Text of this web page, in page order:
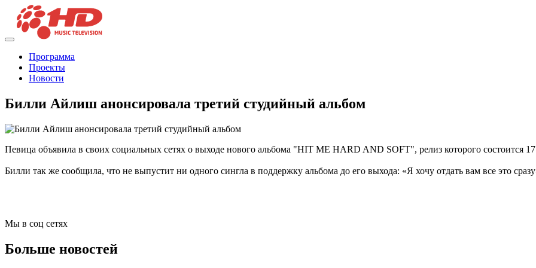
Программа
Проекты
Новости
Билли Айлиш анонсировала третий студийный альбом
Певица объявила в своих социальных сетях о выходе нового альбома "HIT ME HARD AND SOFT", релиз которого состоится
Билли так же сообщила, что не выпустит ни одного сингла в поддержку альбома до его выхода: «Я хочу отдать вам все это
Мы в соц сетях
Больше новостей